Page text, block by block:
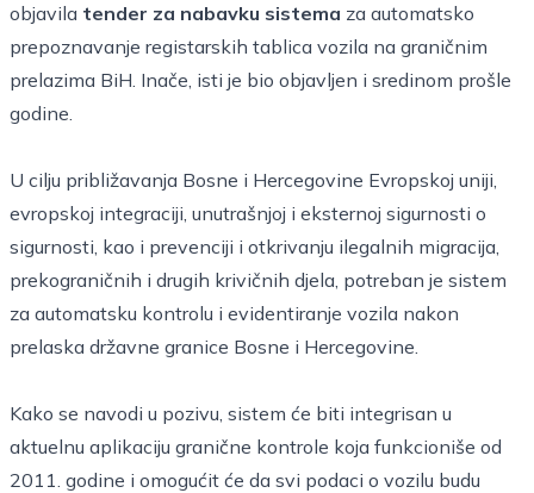
objavila tender za nabavku sistema za automatsko
prepoznavanje registarskih tablica vozila na graničnim
prelazima BiH. Inače, isti je bio objavljen i sredinom prošle
godine.
U cilju približavanja Bosne i Hercegovine Evropskoj uniji,
evropskoj integraciji, unutrašnjoj i eksternoj sigurnosti o
sigurnosti, kao i prevenciji i otkrivanju ilegalnih migracija,
prekograničnih i drugih krivičnih djela, potreban je sistem
za automatsku kontrolu i evidentiranje vozila nakon
prelaska državne granice Bosne i Hercegovine.
Kako se navodi u pozivu, sistem će biti integrisan u
aktuelnu aplikaciju granične kontrole koja funkcioniše od
2011. godine i omogućit će da svi podaci o vozilu budu